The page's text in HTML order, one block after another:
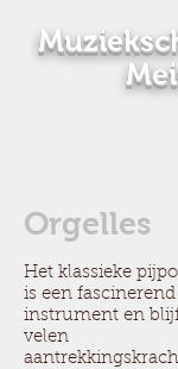
Orgelles
Het klassieke
is een fascinerend
instrument en
velen